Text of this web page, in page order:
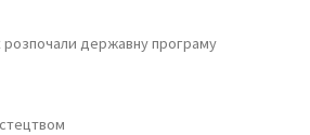
державну програму